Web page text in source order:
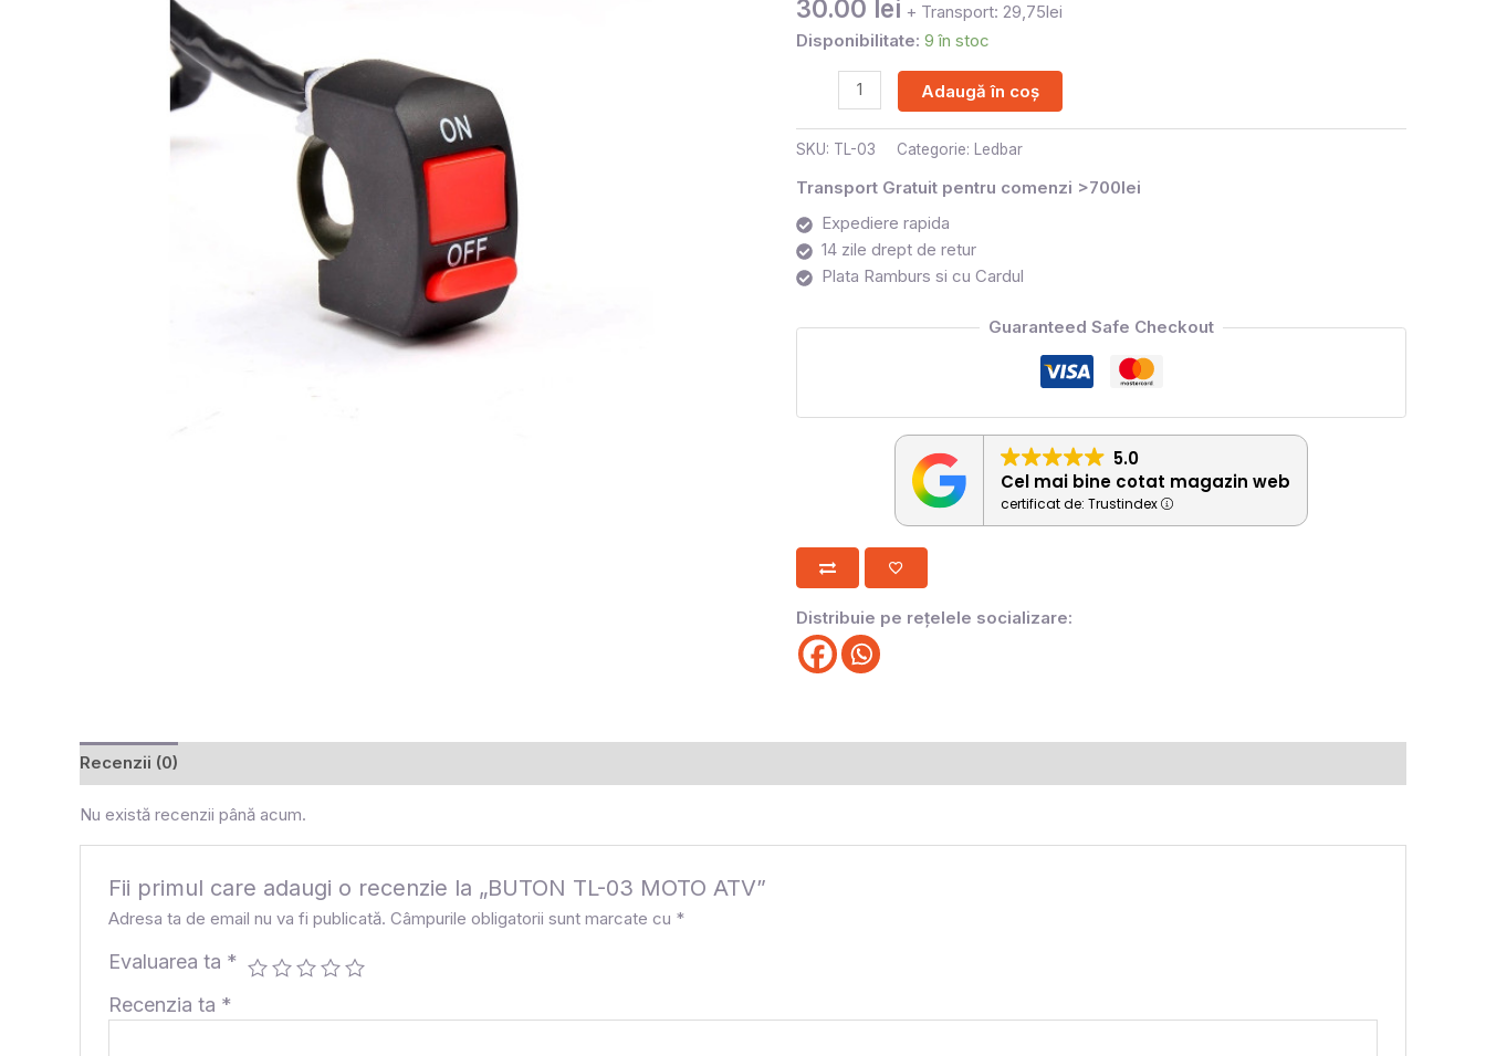
30.00 lei + Transport: 29,75lei
Disponibilitate: 9 în stoc
ATV
Adaugă în coș
SKU: TL-03 Categorie: Ledbar
Transport Gratuit pentru comenzi >700lei
Expediere rapida
14 zile drept de retur
Plata Ramburs si cu Cardul
Guaranteed Safe Checkout
5.0
Cel mai bine cotat magazin web
certificat de: Trustindex
Distribuie pe rețelele socializare:
Recenzii (0)
Nu există recenzii până acum.
Fii primul care adaugi o recenzie la „BUTON TL-03 MOTO ATV”
Adresa ta de email nu va fi publicată. Câmpurile obligatorii sunt marcate cu *
Evaluarea ta *
Recenzia ta *